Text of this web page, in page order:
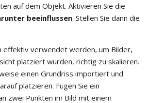
auf dem Objekt. Aktivieren Sie die
beeinflussen. Stellen Sie dann die
effektiv verwendet werden, um Bilder,
platziert wurden, richtig zu skalieren.
einen Grundriss importiert und
platzieren. Fügen Sie ein
zwei Punkten im Bild mit einem